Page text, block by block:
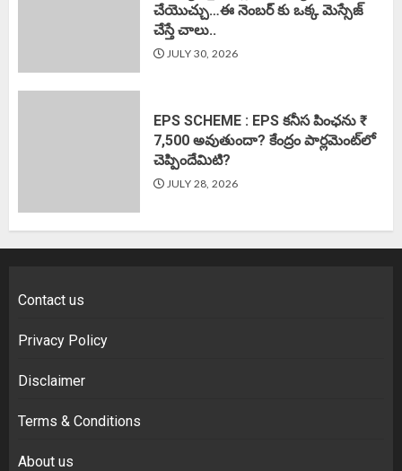
చేయొచ్చు…ఈ నెంబర్ కు ఒక్క మెస్సేజ్
చేస్తే చాలు..
JULY 30, 2026
EPS SCHEME : EPS కనీస పింఛను ₹
7,500 అవుతుందా? కేంద్రం పార్లమెంట్‌లో
చెప్పిందేమిటి?
JULY 28, 2026
Contact us
Privacy Policy
Disclaimer
Terms & Conditions
About us